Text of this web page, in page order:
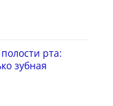
рта:
зубная